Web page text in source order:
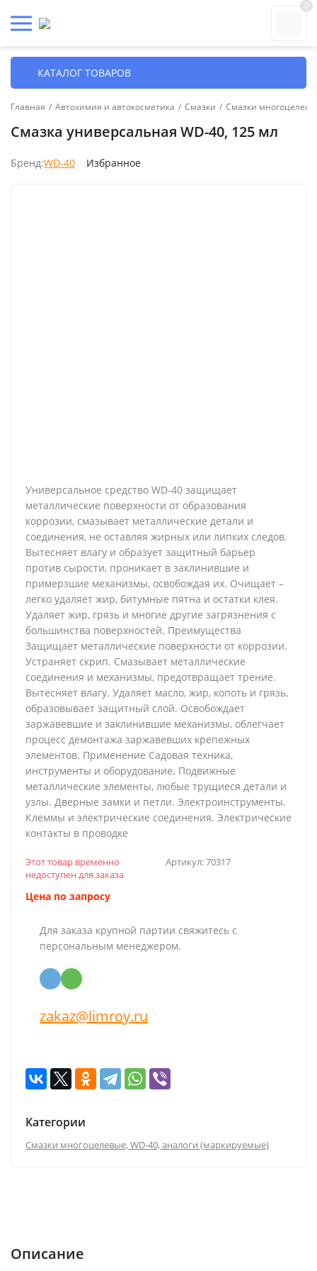
0
КАТАЛОГ ТОВАРОВ
Главная / Автохимия и автокосметика / Смазки / Смазки
Смазка универсальная WD-40, 125 мл
Бренд:WD-40 Избранное
Универсальное средство WD-40 защищает
металлические поверхности от образования
коррозии, смазывает металлические детали и
соединения, не оставляя жирных или липких следов.
Вытесняет влагу и образует защитный барьер
против сырости, проникает в заклинившие и
примерзшие механизмы, освобождая их. Очищает –
легко удаляет жир, битумные пятна и остатки клея.
Удаляет жир, грязь и многие другие загрязнения с
большинства поверхностей. Преимущества
Защищает металлические поверхности от коррозии.
Устраняет скрип. Смазывает металлические
соединения и механизмы, предотвращает трение.
Вытесняет влагу. Удаляет масло, жир, копоть и грязь,
образовывает защитный слой. Освобождает
заржавевшие и заклинившие механизмы, облегчает
процесс демонтажа заржавевших крепежных
элементов. Применение Садовая техника,
инструменты и оборудование. Подвижные
металлические элементы, любые трущиеся детали и
узлы. Дверные замки и петли. Электроинструменты.
Клеммы и электрические соединения. Электрические
контакты в проводке
Артикул:70317
Этот товар временно
недоступен для заказа
Цена по запросу
Для заказа крупной партии свяжитесь с
персональным менеджером.
zakaz@limroy.ru
Категории
Смазки многоцелевые, WD-40, аналоги (маркируемые)
Описание